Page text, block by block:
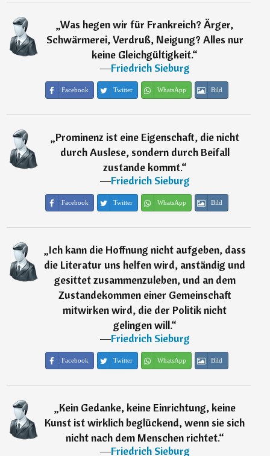
„Was hegen wir für Frankreich? Ärger,
Schwärmerei, Verdruß, Neigung? Alles nur
keine Gleichgültigkeit.“
―Friedrich Sieburg
Facebook Twitter WhatsApp Bild
„Prominenz ist eine Eigenschaft, die nicht
durch Auslese, sondern durch Beifall
zustande kommt.“
―Friedrich Sieburg
Facebook Twitter WhatsApp Bild
„Ich kann die Hoffnung nicht aufgeben, dass
die Literatur uns helfen wird, anständig und
gesittet zusammenzuleben, und an dem
Zustandekommen einer Gemeinschaft
mitwirken wird, die der Politik nicht
gelingen will.“
―Friedrich Sieburg
Facebook Twitter WhatsApp Bild
„Kein Gedanke, keine Einrichtung, keine
Kunst ist wirklich beglückend, wenn sie sich
nicht nach dem Menschen richtet.“
―Friedrich Sieburg